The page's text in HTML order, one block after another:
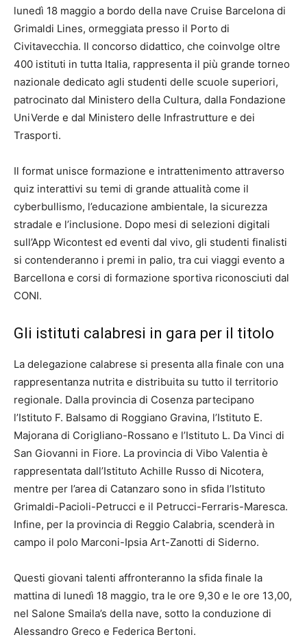
lunedì 18 maggio a bordo della nave Cruise Barcelona di
Grimaldi Lines, ormeggiata presso il Porto di
Civitavecchia. Il concorso didattico, che coinvolge oltre
400 istituti in tutta Italia, rappresenta il più grande torneo
nazionale dedicato agli studenti delle scuole superiori,
patrocinato dal Ministero della Cultura, dalla Fondazione
UniVerde e dal Ministero delle Infrastrutture e dei
Trasporti.
Il format unisce formazione e intrattenimento attraverso
quiz interattivi su temi di grande attualità come il
cyberbullismo, l’educazione ambientale, la sicurezza
stradale e l’inclusione. Dopo mesi di selezioni digitali
sull’App Wicontest ed eventi dal vivo, gli studenti finalisti
si contenderanno i premi in palio, tra cui viaggi evento a
Barcellona e corsi di formazione sportiva riconosciuti dal
CONI.
Gli istituti calabresi in gara per il titolo
La delegazione calabrese si presenta alla finale con una
rappresentanza nutrita e distribuita su tutto il territorio
regionale. Dalla provincia di Cosenza partecipano
l’Istituto F. Balsamo di Roggiano Gravina, l’Istituto E.
Majorana di Corigliano-Rossano e l’Istituto L. Da Vinci di
San Giovanni in Fiore. La provincia di Vibo Valentia è
rappresentata dall’Istituto Achille Russo di Nicotera,
mentre per l’area di Catanzaro sono in sfida l’Istituto
Grimaldi-Pacioli-Petrucci e il Petrucci-Ferraris-Maresca.
Infine, per la provincia di Reggio Calabria, scenderà in
campo il polo Marconi-Ipsia Art-Zanotti di Siderno.
Questi giovani talenti affronteranno la sfida finale la
mattina di lunedì 18 maggio, tra le ore 9,30 e le ore 13,00,
nel Salone Smaila’s della nave, sotto la conduzione di
Alessandro Greco e Federica Bertoni.